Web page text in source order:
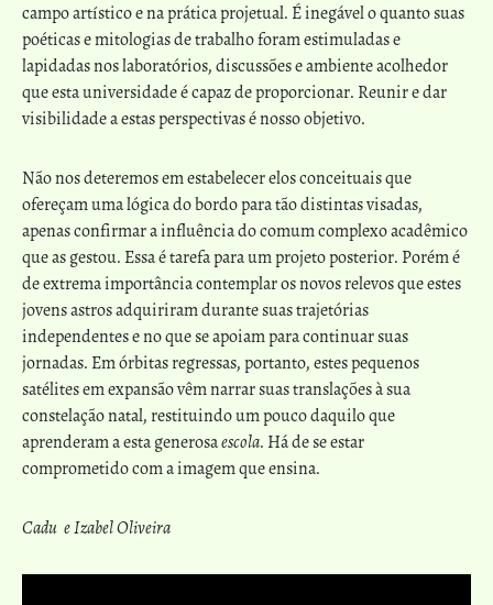
campo artístico e na prática projetual. É inegável o quanto suas
poéticas e mitologias de trabalho foram estimuladas e
lapidadas nos laboratórios, discussões e ambiente acolhedor
que esta universidade é capaz de proporcionar. Reunir e dar
visibilidade a estas perspectivas é nosso objetivo.
Não nos deteremos em estabelecer elos conceituais que
ofereçam uma lógica do bordo para tão distintas visadas,
apenas confirmar a influência do comum complexo acadêmico
que as gestou. Essa é tarefa para um projeto posterior. Porém é
de extrema importância contemplar os novos relevos que estes
jovens astros adquiriram durante suas trajetórias
independentes e no que se apoiam para continuar suas
jornadas. Em órbitas regressas, portanto, estes pequenos
satélites em expansão vêm narrar suas translações à sua
constelação natal, restituindo um pouco daquilo que
aprenderam a esta generosaescola. Há de se estar
comprometido com a imagem que ensina.
Cadu e Izabel Oliveira